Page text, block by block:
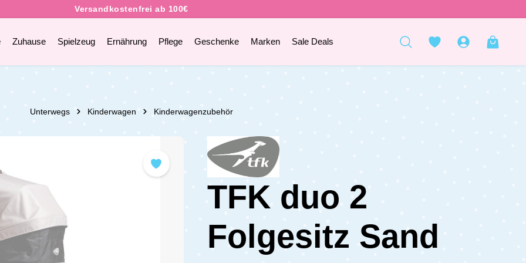
Zuhause Spielzeug Ernährung Pflege Geschenke Marken Sale Deals
Unterwegs Kinderwagen Kinderwagenzubehör
TFK duo 2
Folgesitz Sand